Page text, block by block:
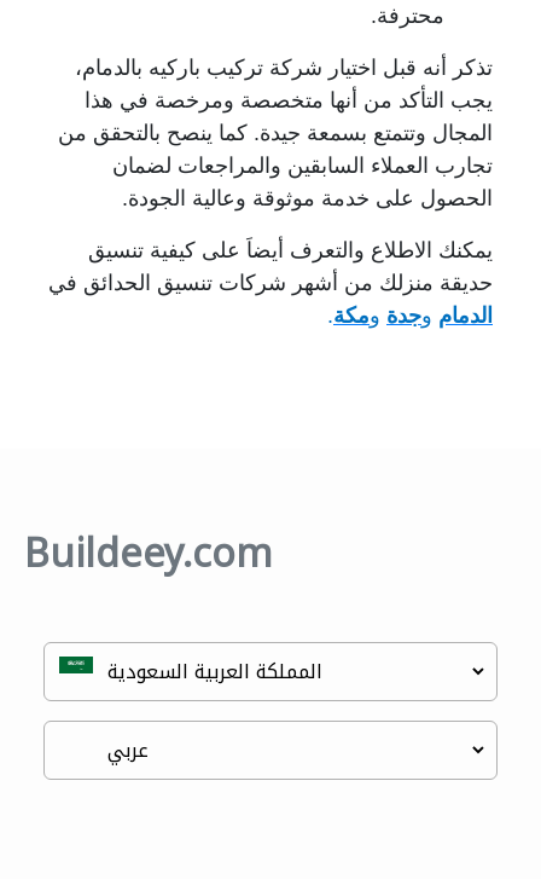
محترفة.
تذكر أنه قبل اختيار شركة تركيب باركيه بالدمام،
يجب التأكد من أنها متخصصة ومرخصة في هذا
المجال وتتمتع بسمعة جيدة. كما ينصح بالتحقق من
تجارب العملاء السابقين والمراجعات لضمان
الحصول على خدمة موثوقة وعالية الجودة.
يمكنك الاطلاع والتعرف أيضاَ على كيفية تنسيق
حديقة منزلك من أشهر شركات تنسيق الحدائق في
الدمام وجدة ومكة.
Buildeey.com